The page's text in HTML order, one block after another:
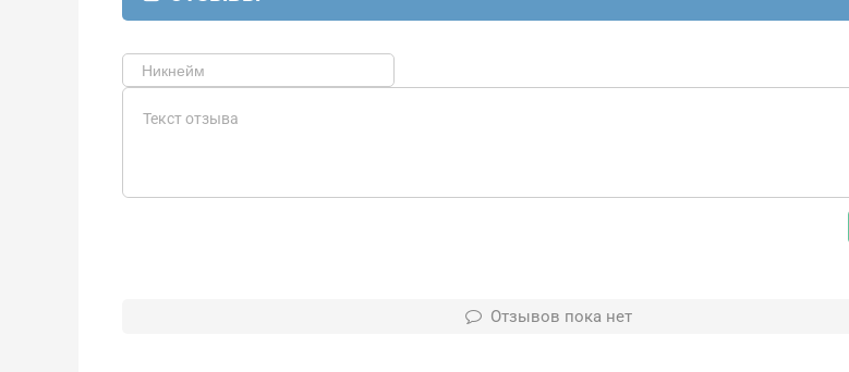
Отзывов пока нет